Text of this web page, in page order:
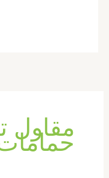
مقاول